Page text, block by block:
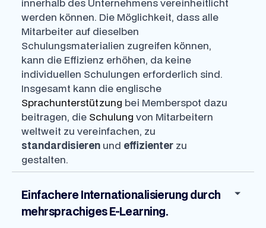
werden können. Die Möglichkeit, dass alle
Mitarbeiter auf dieselben
Schulungsmaterialien zugreifen können,
kann die Effizienz erhöhen, da keine
individuellen Schulungen erforderlich sind.
Insgesamt kann die englische
Sprachunterstützung bei Memberspot dazu
beitragen, die Schulung von Mitarbeitern
weltweit zu vereinfachen, zu
standardisieren und effizienter zu
gestalten.
Einfachere Internationalisierung durch
mehrsprachiges E-Learning.